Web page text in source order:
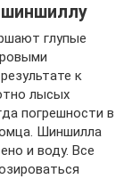
глупые
к
лысых
погрешности в
Шиншилла
и воду. Все